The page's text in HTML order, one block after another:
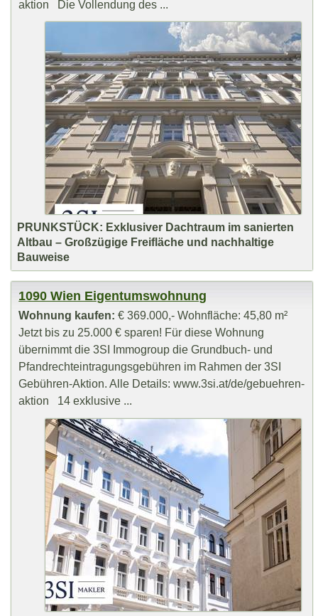
aktion Die Vollendung des ...
PRUNKSTÜCK: Exklusiver Dachtraum im sanierten
Altbau – Großzügige Freifläche und nachhaltige
Bauweise
1090 Wien Eigentumswohnung
Wohnung kaufen: € 369.000,- Wohnfläche: 45,80 m²
Jetzt bis zu 25.000 € sparen! Für diese Wohnung
übernimmt die 3SI Immogroup die Grundbuch- und
Pfandrechteintragungsgebühren im Rahmen der 3SI
Gebühren-Aktion. Alle Details: www.3si.at/de/gebuehren-
aktion 14 exklusive ...